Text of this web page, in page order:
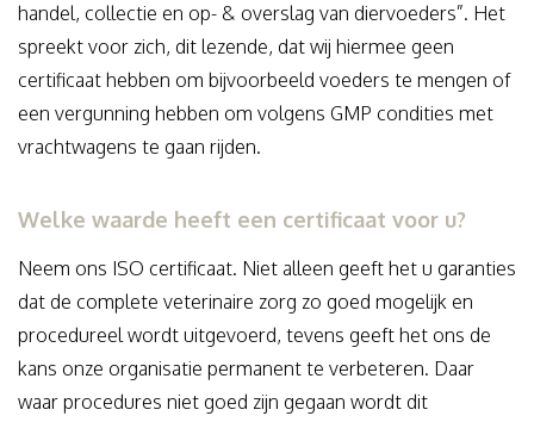
handel, collectie en op- & overslag van diervoeders”. Het
spreekt voor zich, dit lezende, dat wij hiermee geen
certificaat hebben om bijvoorbeeld voeders te mengen of
een vergunning hebben om volgens GMP condities met
vrachtwagens te gaan rijden.
Welke waarde heeft een certificaat voor u?
Neem ons ISO certificaat. Niet alleen geeft het u garanties
dat de complete veterinaire zorg zo goed mogelijk en
procedureel wordt uitgevoerd, tevens geeft het ons de
kans onze organisatie permanent te verbeteren. Daar
waar procedures niet goed zijn gegaan wordt dit